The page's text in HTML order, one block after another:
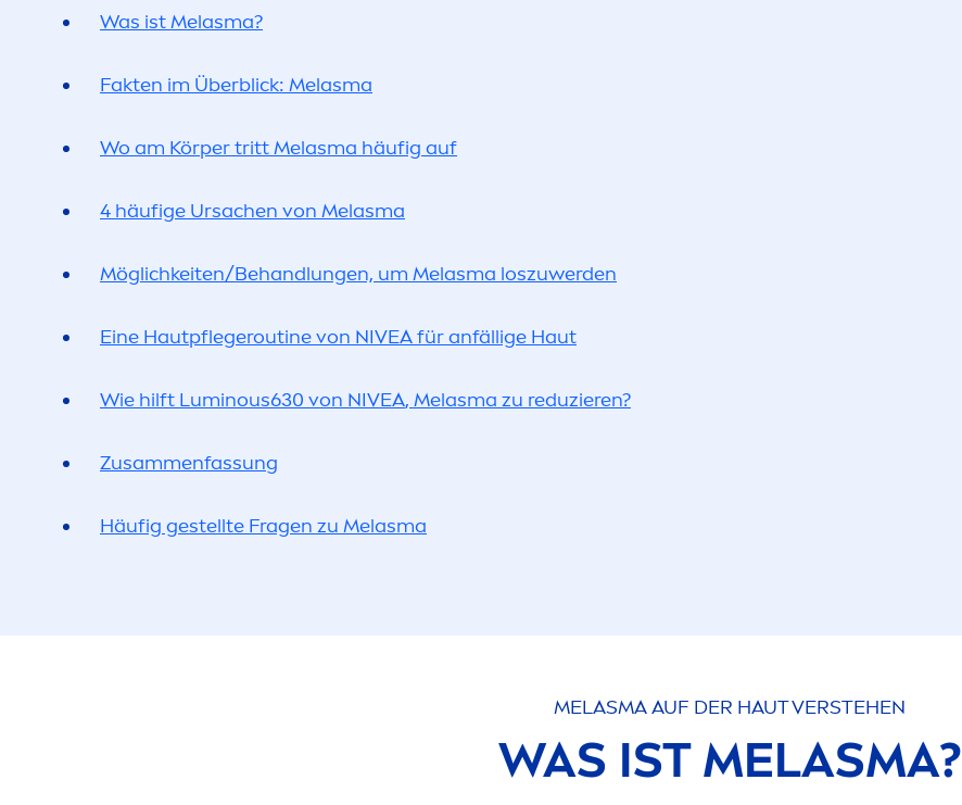
Was ist Melasma?
Fakten im Überblick: Melasma
Wo am Körper tritt Melasma häufig auf
4 häufige Ursachen von Melasma
Möglichkeiten/Behandlungen, um Melasma loszuwerden
Eine Hautpflegeroutine von NIVEAfür anfällige Haut
Wie hilft Luminous630 von NIVEA, Melasma zu reduzieren?
Zusammenfassung
Häufig gestellte Fragen zu Melasma
MELASMA AUF DER HAUT VERSTEHEN
WAS IST MELASMA?